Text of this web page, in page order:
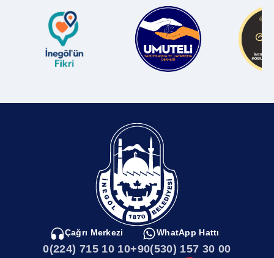
Harita Uygulama Birimi
Kat İrtifakı-Arşiv Birimi Bilgi Edinme
Mekanik
Çağrı Merkezi
0(224) 715 10 10
WhatApp Hattı
+90(530) 157 30 00